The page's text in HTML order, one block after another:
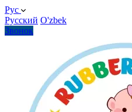
Рус
Русский O'zbek
Звонок